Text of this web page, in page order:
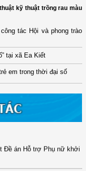
kỹ thuật trồng rau màu
tác Hội và phong trào
tại xã Ea Kiết
em trong thời đại số
Khoa học, công nghệ và
số 2415/QĐ-TTg ngày
trình mục tiêu quốc gia
số 72-NQ/TW ngày
Đề án Hỗ trợ Phụ nữ khởi